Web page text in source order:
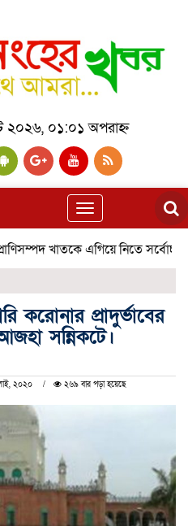
২০২৬, ০১:০১ অপরাহ্ন
Toggle
navigation
খাতকে এগিয়ে নিতে সর্বোচ্চ গুরুত্ব
করোনার প্রাদুর্ভাবের
সন্নিকটে।
২০২০ ২৬৯ বার পড়া হয়েছে